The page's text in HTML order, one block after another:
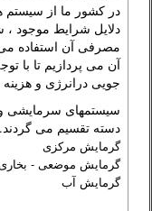
در کشور ما از
دلایل شرایط موجود ،
مصرفی آن استفاده می
آن می پردازیم تا با
جویی درانرژی و هزینه
سیستمهای سرمایشی و
دسته تقسیم می گردند.
گرمايش مركزی
گرمايش موضعی -
گرمايش آب